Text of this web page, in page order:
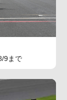
9まで